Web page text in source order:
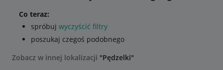
Co teraz:
spróbuj wyczyścić filtry
poszukaj czegoś podobnego
Zobacz w innej lokalizacji "Pędzelki"